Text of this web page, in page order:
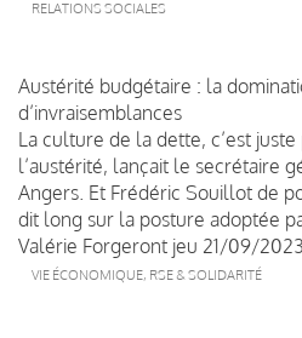
RELATIONS SOCIALES
Austérité budgétaire : la
d’invraisemblances
La culture de la dette, c’est
l’austérité, lançait le secrétaire
Angers. Et Frédéric Souillot de
dit long sur la posture adoptée
Valérie Forgeront jeu 21/09/
VIE ÉCONOMIQUE, RSE & SOLIDARITÉ